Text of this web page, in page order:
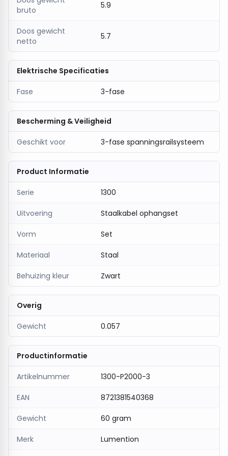
bruto
5.9
Doos gewicht
netto
5.7
Elektrische Specificaties
Fase 3-fase
Bescherming & Veiligheid
Geschikt voor 3-fase spanningsrailsysteem
Product Informatie
Serie 1300
Uitvoering Staalkabel ophangset
Vorm Set
Materiaal Staal
Behuizing kleur Zwart
Overig
Gewicht 0.057
Productinformatie
Artikelnummer 1300-P2000-3
EAN 8721381540368
Gewicht 60 gram
Merk Lumention